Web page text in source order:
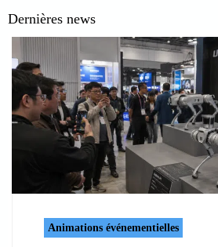
Dernières news
Animations événementielles